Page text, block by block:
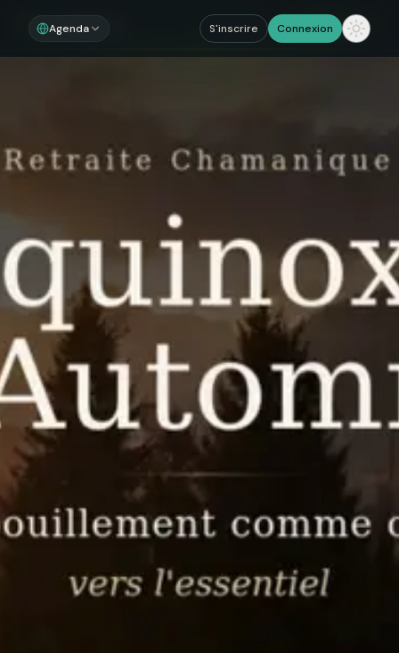
Agenda S'inscrire Connexion
Noosom Sections